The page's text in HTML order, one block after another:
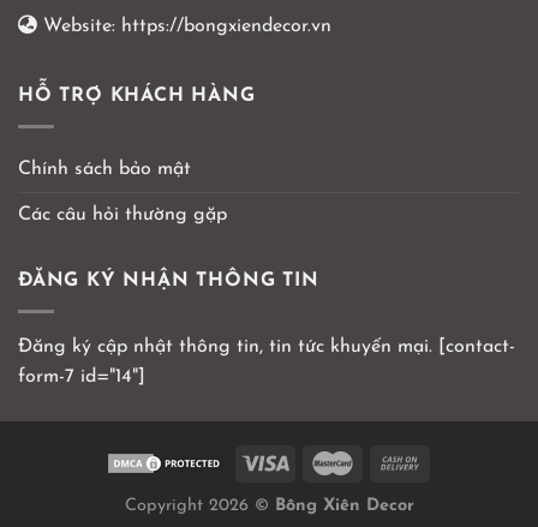
Website: https://bongxiendecor.vn
HỖ TRỢ KHÁCH HÀNG
Chính sách bảo mật
Các câu hỏi thường gặp
ĐĂNG KÝ NHẬN THÔNG TIN
Đăng ký cập nhật thông tin, tin tức khuyến mại. [contact-
form-7 id="14"]
Copyright 2026 © Bông Xiên Decor